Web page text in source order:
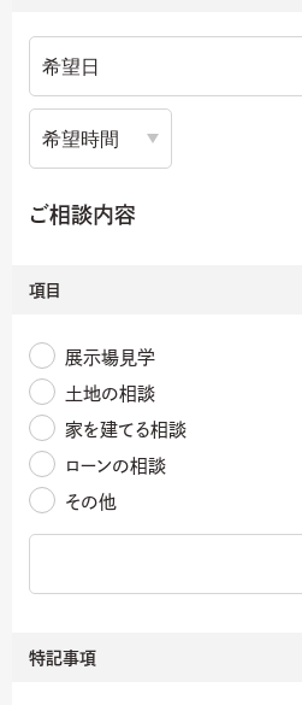
ご相談内容
項目
展示場見学
土地の相談
家を建てる相談
ローンの相談
その他
特記事項